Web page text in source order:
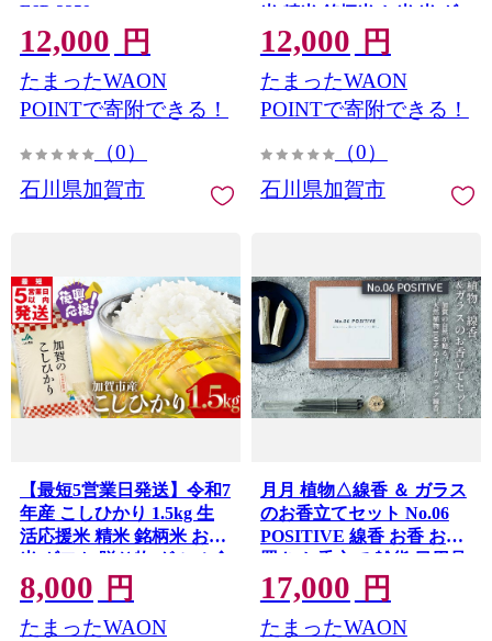
F6P-3259
12,000 円
たまったWAON
POINTで寄附できる！
（0）
石川県加賀市
米 精米 銘柄米 お米 米 ギ
フト 贈り物 グルメ 食品 復
興応援米 F6P-3219
12,000 円
たまったWAON
POINTで寄附できる！
（0）
石川県加賀市
【最短5営業日発送】令和7
年産 こしひかり 1.5kg 生
活応援米 精米 銘柄米 お米
米 ギフト 贈り物 グルメ 食
品 復興応援米 F6P-3218
8,000 円
たまったWAON
月月 植物△線香 ＆ ガラス
のお香立てセット No.06
POSITIVE 線香 お香 お香
置き お香立て 雑貨 日用品
F6P-3181
17,000 円
たまったWAON